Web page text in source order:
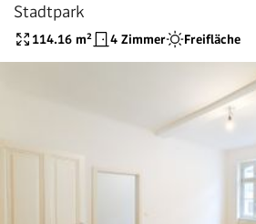
Stadtpark
114.16 m² 4 Zimmer Freifläche